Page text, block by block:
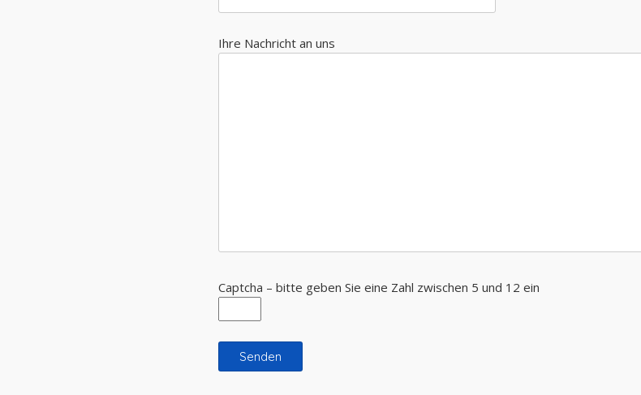
Ihre Nachricht an uns
Captcha – bitte geben Sie eine Zahl zwischen 5 und 12 ein